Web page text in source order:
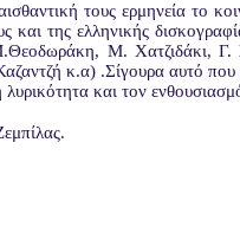
τους ερμηνεία το
και της ελληνικής
Μ. Χατζιδάκι,
κ.α) .Σίγουρα αυτό που
και τον